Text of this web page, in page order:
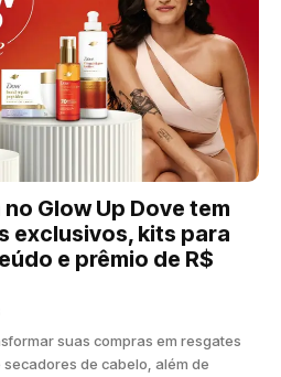
Glow Up Dove tem
exclusivos, kits para
e prêmio de R$
suas compras em resgates
de cabelo, além de